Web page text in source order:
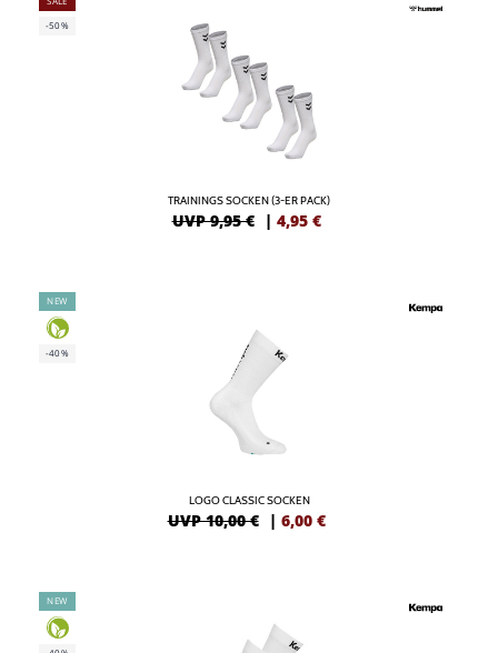
-50%
TRAININGS SOCKEN (3-ER PACK)
UVP 9,95 € | 4,95 €
NEW
-40%
LOGO CLASSIC SOCKEN
UVP 10,00 € | 6,00 €
NEW